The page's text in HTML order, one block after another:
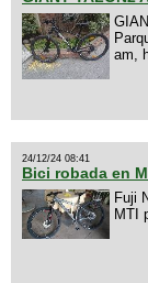
am,
24/12/24 08:41
Bici robada en
Fuji
MTI